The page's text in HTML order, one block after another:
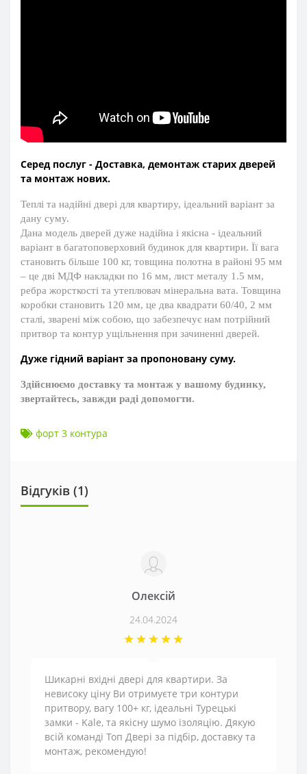
Серед послуг - Доставка, демонтаж старих дверей
та монтаж нових.
Теплі та надійні двері для квартиру, ідеальний варіант за
дану суму.
Дана модель дверей дуже надійна і якісна - ідеальний
варіант в багатоповерховий будинок для квартири. Її вага
становить більше 100 кг, товщина полотна в районі 95 мм
– це дві МДФ накладки по 16 мм, лист металу 1.5 мм,
ребра жорсткості та утеплювач мінеральна вата. Товщина
коробки становить 120 мм, це два квадрати 60/40, 2 мм
сталі, зварені між собою, що забезпечує нам потрійний
притвор та контур ущільнення при зачиненні дверей.
Дуже гідний варіант за пропоновану суму.
Здійснюємо доставку та монтаж у вашому будинку,
звертайтесь, завжди раді допомогти.
форт 3 контура
Відгуків (1)
Олексій
24.04.2024
Шикарні вхідні двері для квартири. За
невисоку ціну Ви отримуєте три контури
притвору, вагу 100+ кг, ідеальні Турецькі
замки - Kale, та якісну шумо ізоляцію. Дякую
всій команді Топ Двері за підбір, доставку та
монтаж, рекомендую!